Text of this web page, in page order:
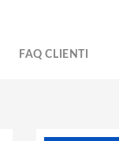
FAQ CLIENTI